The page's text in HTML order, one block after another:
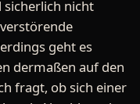
sicherlich nicht
geht es
dermaßen auf den
fragt, ob sich einer